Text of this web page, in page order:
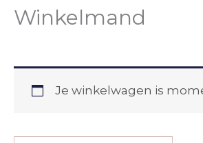
Winkelmand
Je winkelwagen is